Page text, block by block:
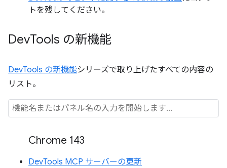
トを残してください。
DevTools の新機能
DevTools の新機能シリーズで取り上げたすべての内容の
リスト。
Chrome 143
DevTools MCP サーバーの更新